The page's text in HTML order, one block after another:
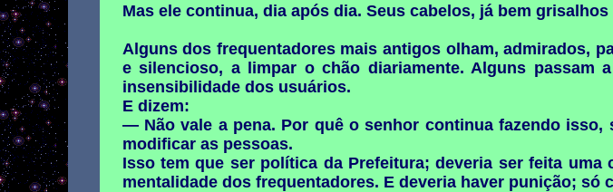
Mas ele continua, dia após dia. Seus cabelos, já bem
Alguns dos frequentadores mais antigos olham, admirados,
e silencioso, a limpar o chão diariamente. Alguns passam
insensibilidade dos usuários.
E dizem:
— Não vale a pena. Por quê o senhor continua fazendo
modificar as pessoas.
Isso tem que ser política da Prefeitura; deveria ser feita uma
mentalidade dos frequentadores. E deveria haver punição; só